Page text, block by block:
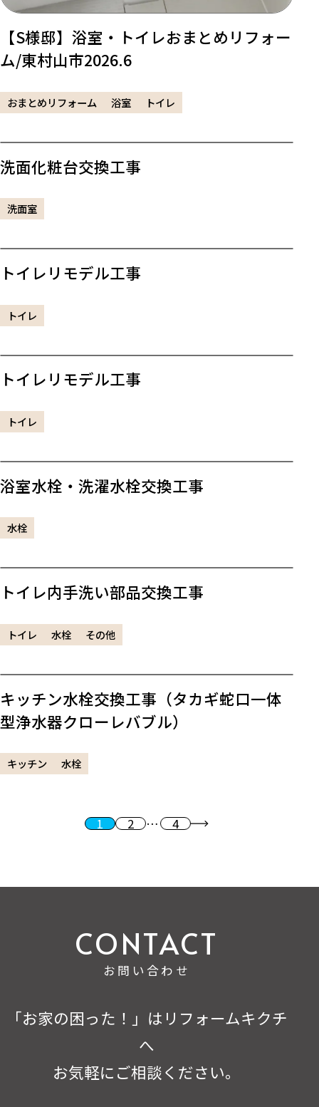
【S様邸】浴室・トイレおまとめリフォー
ム/東村山市2026.6
おまとめリフォーム 浴室 トイレ
洗面化粧台交換工事
洗面室
トイレリモデル工事
トイレ
トイレリモデル工事
トイレ
浴室水栓・洗濯水栓交換工事
水栓
トイレ内手洗い部品交換工事
トイレ 水栓 その他
キッチン水栓交換工事（タカギ蛇口一体
型浄水器クローレバブル）
キッチン 水栓
投稿のページ送り1 2 … 4 次へ
お問い合わせ
「お家の困った！」はリフォームキクチ
へ
お気軽にご相談ください。